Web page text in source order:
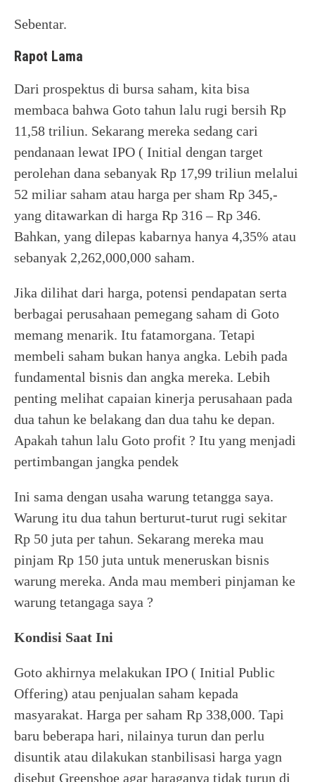
Sebentar.
Rapot Lama
Dari prospektus di bursa saham, kita bisa
membaca bahwa Goto tahun lalu rugi bersih Rp
11,58 triliun. Sekarang mereka sedang cari
pendanaan lewat IPO ( Initial dengan target
perolehan dana sebanyak Rp 17,99 triliun melalui
52 miliar saham atau harga per sham Rp 345,-
yang ditawarkan di harga Rp 316 – Rp 346.
Bahkan, yang dilepas kabarnya hanya 4,35% atau
sebanyak 2,262,000,000 saham.
Jika dilihat dari harga, potensi pendapatan serta
berbagai perusahaan pemegang saham di Goto
memang menarik. Itu fatamorgana. Tetapi
membeli saham bukan hanya angka. Lebih pada
fundamental bisnis dan angka mereka. Lebih
penting melihat capaian kinerja perusahaan pada
dua tahun ke belakang dan dua tahu ke depan.
Apakah tahun lalu Goto profit ? Itu yang menjadi
pertimbangan jangka pendek
Ini sama dengan usaha warung tetangga saya.
Warung itu dua tahun berturut-turut rugi sekitar
Rp 50 juta per tahun. Sekarang mereka mau
pinjam Rp 150 juta untuk meneruskan bisnis
warung mereka. Anda mau memberi pinjaman ke
warung tetangaga saya ?
Kondisi Saat Ini
Goto akhirnya melakukan IPO ( Initial Public
Offering) atau penjualan saham kepada
masyarakat. Harga per saham Rp 338,000. Tapi
baru beberapa hari, nilainya turun dan perlu
disuntik atau dilakukan stanbilisasi harga yagn
disebut Greenshoe agar haraganya tidak turun di